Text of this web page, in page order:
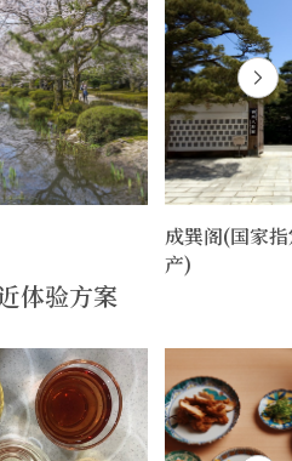
成巽阁(国家
产)
体验方案